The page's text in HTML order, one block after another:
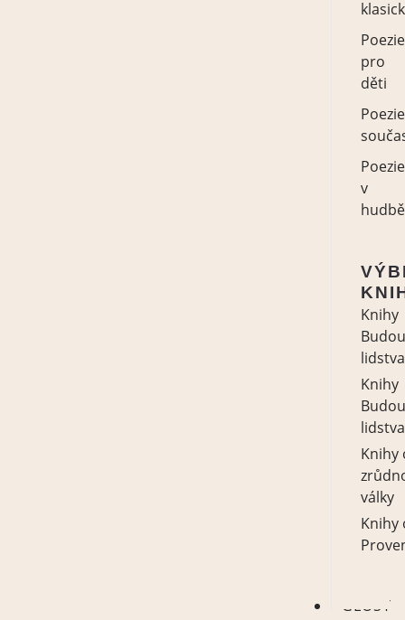
Poezie
pro
děti
Poezie
Poezie
v
hudbě
Knihy
Knihy
Knihy
války
Knihy
GLOSY